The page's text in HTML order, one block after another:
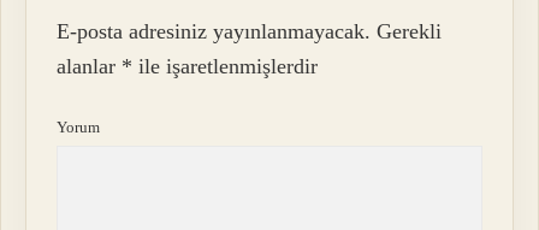
E-posta adresiniz yayınlanmayacak. Gerekli
alanlar * ile işaretlenmişlerdir
Yorum